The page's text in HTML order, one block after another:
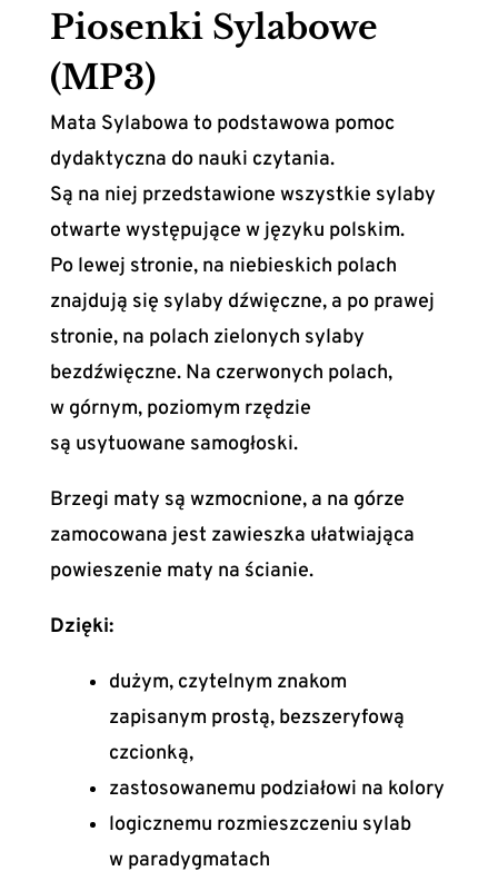
Piosenki Sylabowe
(MP3)
Mata Sylabowa to podstawowa pomoc
dydaktyczna do nauki czytania.
Są na niej przedstawione wszystkie sylaby
otwarte występujące w języku polskim.
Po lewej stronie, na niebieskich polach
znajdują się sylaby dźwięczne, a po prawej
stronie, na polach zielonych sylaby
bezdźwięczne. Na czerwonych polach,
w górnym, poziomym rzędzie
są usytuowane samogłoski.
Brzegi maty są wzmocnione, a na górze
zamocowana jest zawieszka ułatwiająca
powieszenie maty na ścianie.
Dzięki:
dużym, czytelnym znakom
zapisanym prostą, bezszeryfową
czcionką,
zastosowanemu podziałowi na kolory
logicznemu rozmieszczeniu sylab
w paradygmatach